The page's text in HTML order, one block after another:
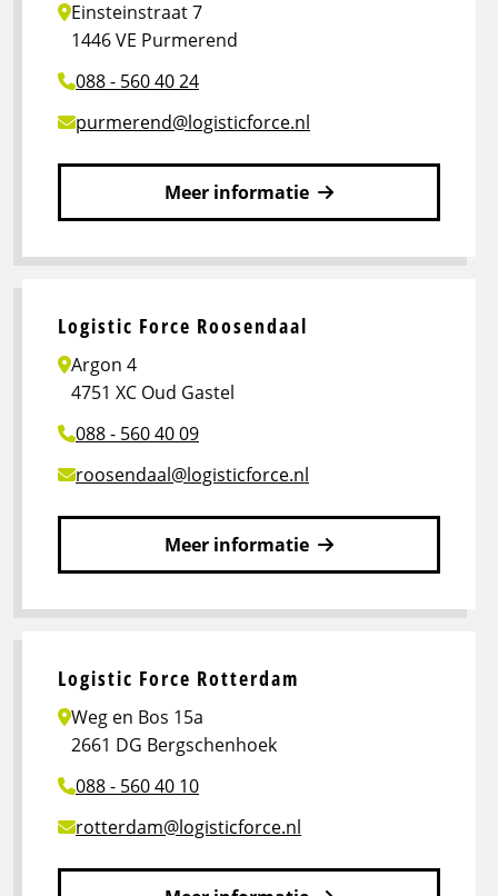
Oudehaske
Einsteinstraat 7
1446 VE Purmerend
088 - 560 40 24
purmerend@logisticforce.nl
Meer informatie
meer
Logistic
Force
Purmerend
Logistic Force Roosendaal
Argon 4
4751 XC Oud Gastel
088 - 560 40 09
roosendaal@logisticforce.nl
Meer informatie
meer
Logistic
Force
Roosendaal
Logistic Force Rotterdam
Weg en Bos 15a
2661 DG Bergschenhoek
088 - 560 40 10
rotterdam@logisticforce.nl